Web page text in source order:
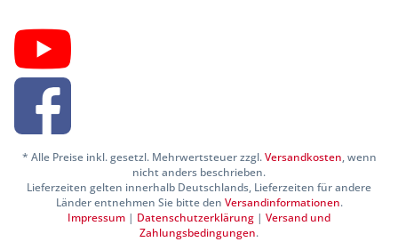
* Alle Preise inkl. gesetzl. Mehrwertsteuer zzgl.Versandkosten, wenn
nicht anders beschrieben.
Lieferzeiten gelten innerhalb Deutschlands, Lieferzeiten für andere
Länder entnehmen Sie bitte den Versandinformationen.
Impressum | Datenschutzerklärung | Versand und
Zahlungsbedingungen.